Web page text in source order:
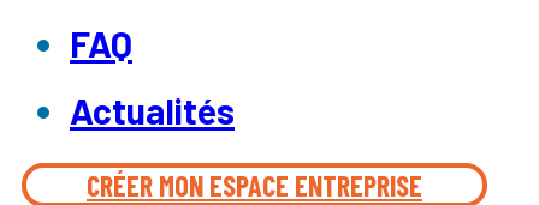
FAQ
Actualités
CRÉER MON ESPACE ENTREPRISE